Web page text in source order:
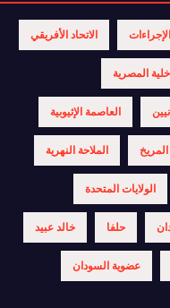
الإجراءات الاتحاد الأفريقي
المصرية
العاصمة الإثيوبية
المريخ الملاحة النهرية
الولايات المتحدة
حلفا خالد عبيد
عضوية السودان